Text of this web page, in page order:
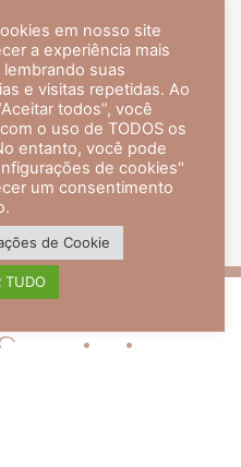
pela UFRJ.
pela UFRJ, tendo
em 2007.
de Dermatologia,
especialista.
+
em nosso site
a experiência mais
suas
e visitas repetidas. Ao
todos”, você
o uso de TODOS os
entanto, você pode
de cookies"
um consentimento
de Cookie
TUDO